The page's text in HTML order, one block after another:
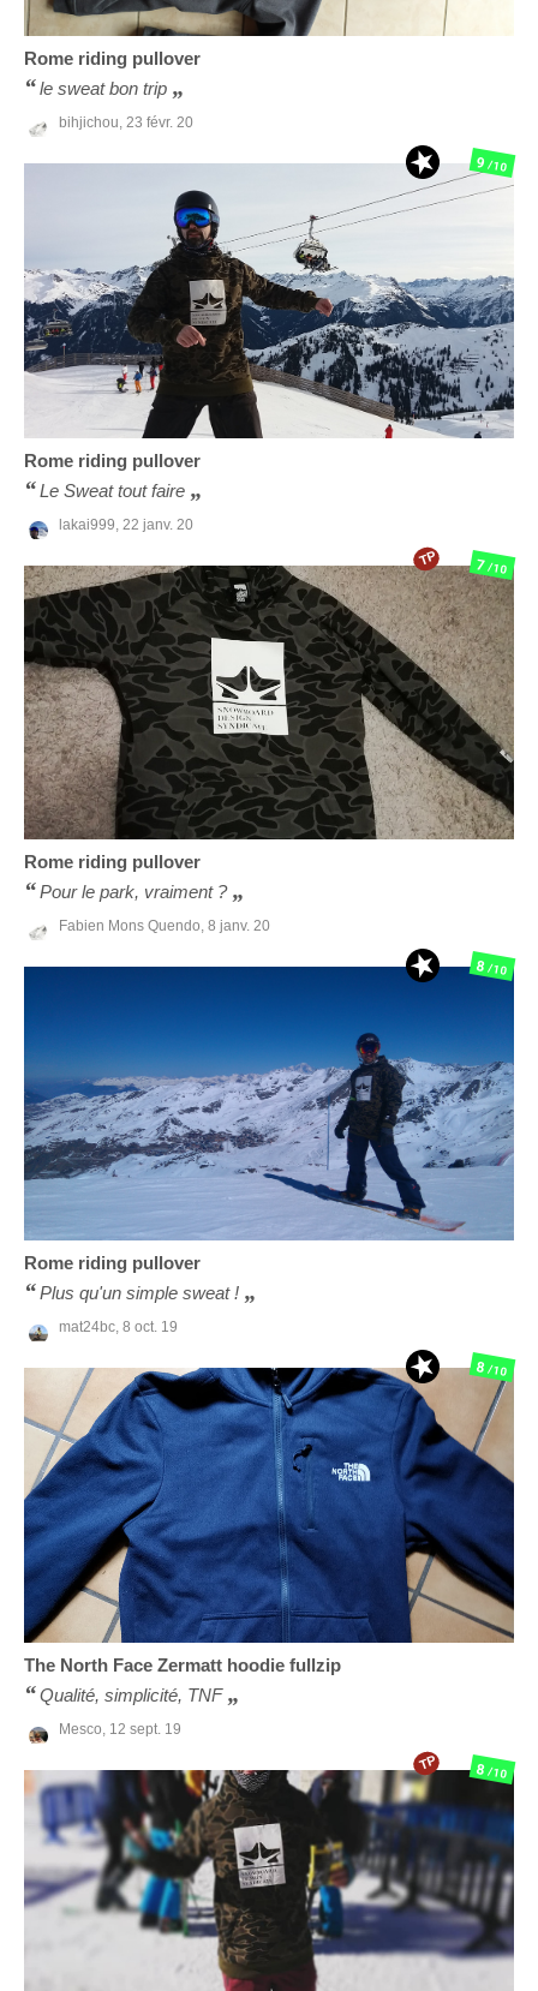
Rome riding pullover
le sweat bon trip
bihjichou, 23 févr. 20
Rome riding pullover
Le Sweat tout faire
lakai999, 22 janv. 20
9/10
Rome riding pullover
Pour le park, vraiment ?
Fabien Mons Quendo, 8 janv. 20
7/10
TP
Rome riding pullover
Plus qu'un simple sweat !
mat24bc, 8 oct. 19
8/10
The North Face Zermatt hoodie fullzip
Qualité, simplicité, TNF
Mesco, 12 sept. 19
8/10
8/10
TP